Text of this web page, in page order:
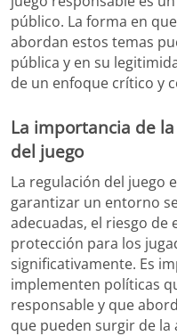
público. La forma en
abordan estos temas
pública y en su
de un enfoque crítico y
La importancia de
del juego
La regulación del juego
garantizar un entorno
adecuadas, el riesgo de
protección para los
significativamente. Es
implementen políticas
responsable y que
que pueden surgir de la